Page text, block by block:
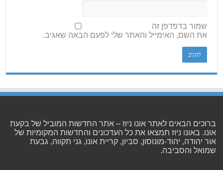
שמור בדפדפן זה
את השם, האימייל והאתר שלי לפעם הבאה שאגיב.
ברוכים הבאים לאתר אונו ניוז – אתר החדשות המוביל של בקעת
אונו. באונו ניוז תמצאו את כל העדכונים והחדשות המקומיות של
אור יהודה, יהוד-מונוסון, סביון, קריית אונו, גני תקווה, גבעת
שמואל והסביבה.